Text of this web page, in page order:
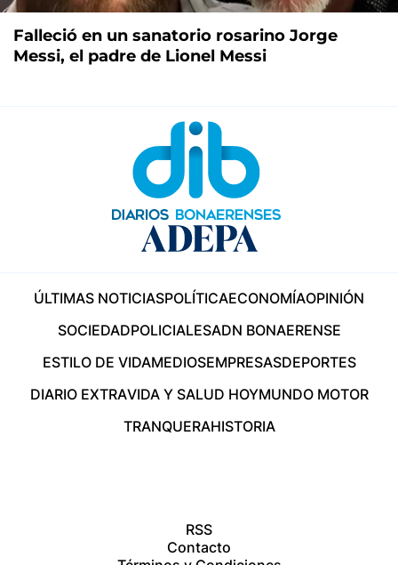
Falleció en un sanatorio rosarino Jorge
Messi, el padre de Lionel Messi
ÚLTIMAS NOTICIASPOLÍTICAECONOMÍAOPINIÓN
SOCIEDADPOLICIALESADN BONAERENSE
ESTILO DE VIDAMEDIOSEMPRESASDEPORTES
DIARIO EXTRAVIDA Y SALUD HOYMUNDO MOTOR
TRANQUERAHISTORIA
RSS
Contacto